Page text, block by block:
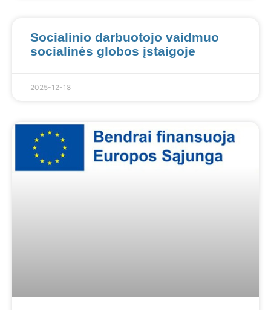
Socialinio darbuotojo vaidmuo
socialinės globos įstaigoje
2025-12-18